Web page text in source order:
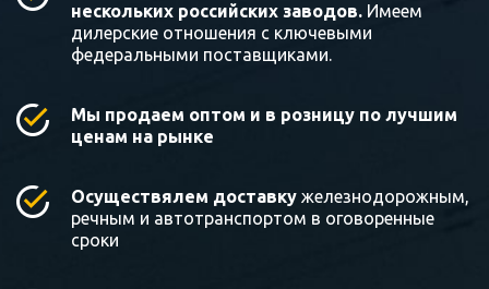
нескольких российских заводов. Имеем
дилерские отношения с ключевыми
федеральными поставщиками.
Мы продаем оптом и в розницу по лучшим
ценам на рынке
Осуществялем доставку железнодорожным,
речным и автотранспортом в оговоренные
сроки